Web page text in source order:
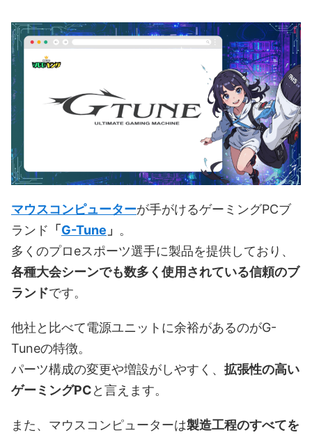
マウスコンピューターが手がけるゲーミングPCブ
ランド 「G-Tune 」 。
多くのプロeスポーツ選手に製品を提供しており、
各種大会シーンでも数多く使用されている信頼のブ
ランドです。
他社と比べて電源ユニットに余裕があるのがG-
Tuneの特徴。
パーツ構成の変更や増設がしやすく、 拡張性の高い
ゲーミングPCと言えます。
また、マウスコンピューターは製造工程のすべてを